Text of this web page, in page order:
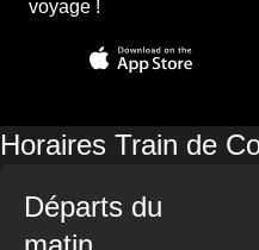
voyage !
Horaires Train de
Départs du